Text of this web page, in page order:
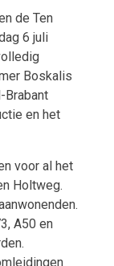
de Ten
6 juli
Boskalis
Brabant
en het
voor al het
Holtweg.
A50 en